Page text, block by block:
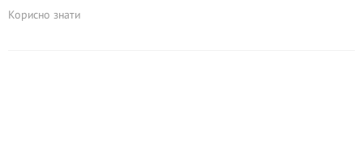
Корисно знати